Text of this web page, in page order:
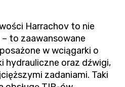
Harrachov to nie
to zaawansowane
w wciągarki o
hydrauliczne oraz dźwigi,
zadaniami. Taki